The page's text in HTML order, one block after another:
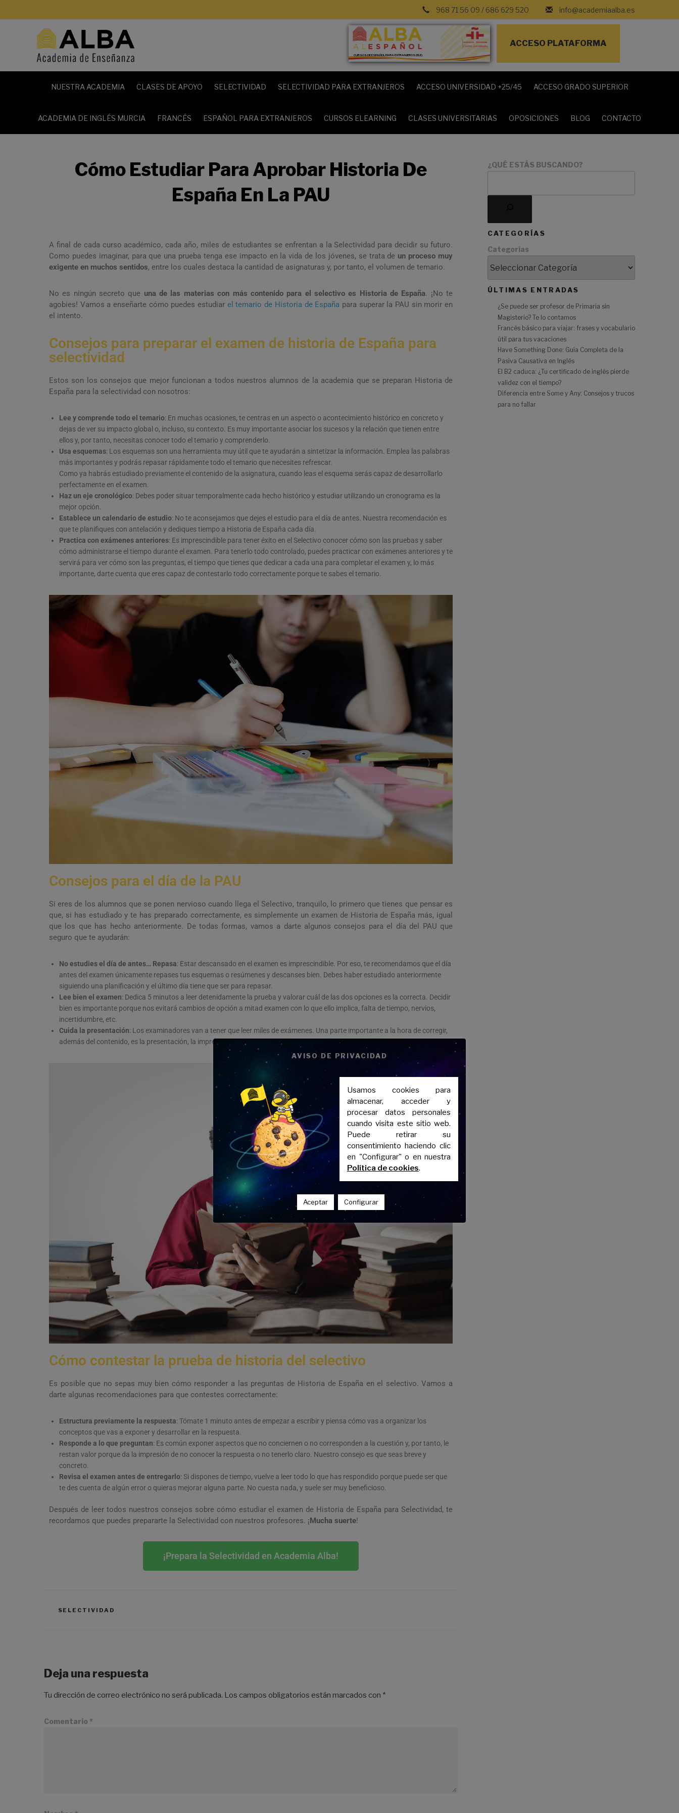
info@academiaalba.es
968 71 56 09 / 686 629 520
CURSOS DE ESPAÑOL PARA EXTRANJEROS (ELE)
ACCESO PLATAFORMA
NUESTRA ACADEMIA CLASES DE APOYO SELECTIVIDAD SELECTIVIDAD PARA EXTRANJEROS ACCESO UNIVERSIDAD +25/45 ACCESO GRADO SUPERIOR
ACADEMIA DE INGLÉS MURCIA FRANCÉS ESPAÑOL PARA EXTRANJEROS CURSOS ELEARNING CLASES UNIVERSITARIAS OPOSICIONES BLOG CONTACTO
Cómo Estudiar Para Aprobar Historia De
España En La PAU
A final de cada curso académico, cada año, miles de estudiantes se enfrentan a la Selectividad para decidir su futuro.
Como puedes imaginar, para que una prueba tenga ese impacto en la vida de los jóvenes, se trata de un proceso muy
exigente en muchos sentidos, entre los cuales destaca la cantidad de asignaturas y, por tanto, el volumen de temario.
No es ningún secreto que una de las materias con más contenido para el selectivo es Historia de España. ¡No te
agobies! Vamos a enseñarte cómo puedes estudiar el temario de Historia de España para superar la PAU sin morir en
el intento.
Consejos para preparar el examen de historia de España para
selectividad
Estos son los consejos que mejor funcionan a todos nuestros alumnos de la academia que se preparan Historia de
España para la selectividad con nosotros:
Lee y comprende todo el temario: En muchas ocasiones, te centras en un aspecto o acontecimiento histórico en concreto y
dejas de ver su impacto global o, incluso, su contexto. Es muy importante asociar los sucesos y la relación que tienen entre
ellos y, por tanto, necesitas conocer todo el temario y comprenderlo.
Usa esquemas: Los esquemas son una herramienta muy útil que te ayudarán a sintetizar la información. Emplea las palabras
más importantes y podrás repasar rápidamente todo el temario que necesites refrescar.
Como ya habrás estudiado previamente el contenido de la asignatura, cuando leas el esquema serás capaz de desarrollarlo
perfectamente en el examen.
Haz un eje cronológico: Debes poder situar temporalmente cada hecho histórico y estudiar utilizando un cronograma es la
mejor opción.
Establece un calendario de estudio: No te aconsejamos que dejes el estudio para el día de antes. Nuestra recomendación es
que te planifiques con antelación y dediques tiempo a Historia de España cada día.
Practica con exámenes anteriores: Es imprescindible para tener éxito en el Selectivo conocer cómo son las pruebas y saber
cómo administrarse el tiempo durante el examen. Para tenerlo todo controlado, puedes practicar con exámenes anteriores y te
servirá para ver cómo son las preguntas, el tiempo que tienes que dedicar a cada una para completar el examen y, lo más
importante, darte cuenta que eres capaz de contestarlo todo correctamente porque te sabes el temario.
Consejos para el día de la PAU
Si eres de los alumnos que se ponen nervioso cuando llega el Selectivo, tranquilo, lo primero que tienes que pensar es
que, si has estudiado y te has preparado correctamente, es simplemente un examen de Historia de España más, igual
que los que has hecho anteriormente. De todas formas, vamos a darte algunos consejos para el día del PAU que
seguro que te ayudarán:
No estudies el día de antes… Repasa: Estar descansado en el examen es imprescindible. Por eso, te recomendamos que el día
antes del examen únicamente repases tus esquemas o resúmenes y descanses bien. Debes haber estudiado anteriormente
siguiendo una planificación y el último día tiene que ser para repasar.
Lee bien el examen: Dedica 5 minutos a leer detenidamente la prueba y valorar cuál de las dos opciones es la correcta. Decidir
bien es importante porque nos evitará cambios de opción a mitad examen con lo que ello implica, falta de tiempo, nervios,
incertidumbre, etc.
Cuida la presentación: Los examinadores van a tener que leer miles de exámenes. Una parte importante a la hora de corregir,
además del contenido, es la presentación, la impresión que le causa. Cuida la ortografía y la caligrafía, evita tachones, etc.
Cómo contestar la prueba de historia del selectivo
Es posible que no sepas muy bien cómo responder a las preguntas de Historia de España en el selectivo. Vamos a
darte algunas recomendaciones para que contestes correctamente:
Estructura previamente la respuesta: Tómate 1 minuto antes de empezar a escribir y piensa cómo vas a organizar los
conceptos que vas a exponer y desarrollar en la respuesta.
Responde a lo que preguntan: Es común exponer aspectos que no conciernen o no corresponden a la cuestión y, por tanto, le
restan valor porque da la impresión de no conocer la respuesta o no tenerlo claro. Nuestro consejo es que seas breve y
concreto.
Revisa el examen antes de entregarlo: Si dispones de tiempo, vuelve a leer todo lo que has respondido porque puede ser que
te des cuenta de algún error o quieras mejorar alguna parte. No cuesta nada, y suele ser muy beneficioso.
Después de leer todos nuestros consejos sobre cómo estudiar el examen de Historia de España para Selectividad, te
recordamos que puedes prepararte la Selectividad con nuestros profesores. ¡ Mucha suerte!
¡Prepara la Selectividad en Academia Alba!
SELECTIVIDAD
Deja una respuesta
Tu dirección de correo electrónico no será publicada. Los campos obligatorios están marcados con *
Comentario *
¿QUÉ ESTÁS BUSCANDO?
CATEGORÍAS
Categorías
ÚLTIMAS ENTRADAS
¿Se puede ser profesor de Primaria sin
Magisterio? Te lo contamos
Francés básico para viajar: frases y vocabulario
útil para tus vacaciones
Have Something Done: Guía Completa de la
Pasiva Causativa en Inglés
El B2 caduca: ¿Tu certificado de inglés pierde
validez con el tiempo?
Diferencia entre Some y Any: Consejos y trucos
para no fallar
AVISO DE PRIVACIDAD
Usamos cookies para
almacenar, acceder y
procesar datos personales
cuando visita este sitio web.
Puede retirar su
consentimiento haciendo clic
en "Configurar" o en nuestra
Política de cookies.
Aceptar Configurar